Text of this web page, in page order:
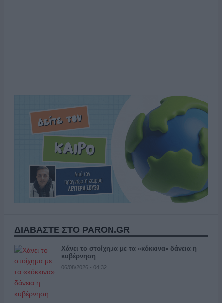
ΔΙΑΒΑΣΤΕ ΣΤΟ PARON.GR
Χάνει το στοίχημα με τα «κόκκινα» δάνεια η
κυβέρνηση
06/08/2026 - 04:32